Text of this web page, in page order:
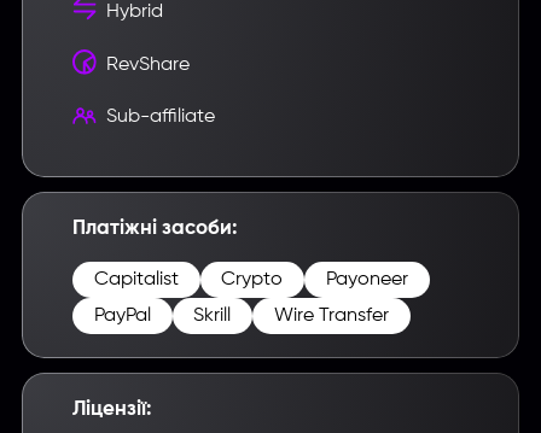
Введите название партнерки,
Hybrid
RevShare
Sub-affiliate
Платіжні засоби:
Capitalist Crypto
Payoneer
PayPal
Skrill Wire Transfer
Ліцензії: